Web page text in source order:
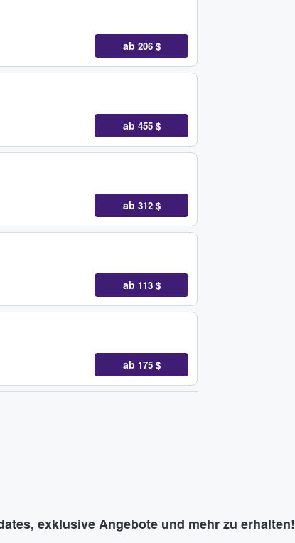
ab 206 $
ab 455 $
ab 312 $
ab 113 $
ab 175 $
exklusive Angebote und mehr zu erhalten!